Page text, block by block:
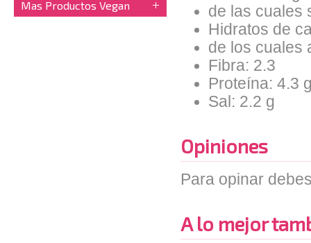
Mas Productos Vegan
de las cuales
Hidratos de
de los cuales
Fibra: 2.3
Proteína: 4.3
Sal: 2.2 g
Opiniones
Para opinar
A lo mejor